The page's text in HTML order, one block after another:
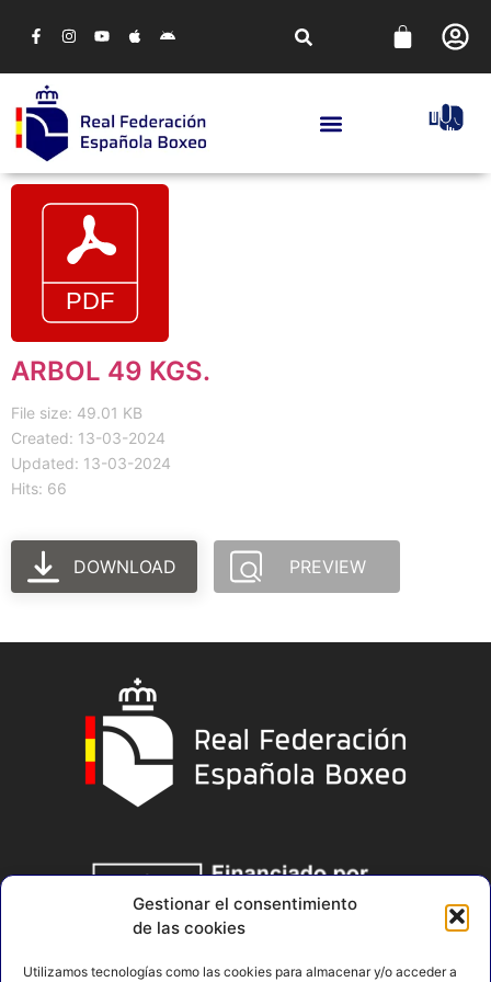
Gestionar el consentimiento
de las cookies
Utilizamos tecnologías como las cookies para almacenar y/o acceder a
ARBOL 49 KGS.
File size: 49.01 KB
Created: 13-03-2024
Updated: 13-03-2024
Hits: 66
DOWNLOAD PREVIEW